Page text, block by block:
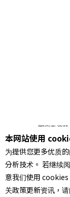
乐队来演出
在海外生活
钟，慢板的
响的开始，
第二段，不
两个中国堂
乐增添了强
非正是不同文
斥，不明确的
李宜珍的钢琴
国家表演
© 2022
本站所提供相
本网站使用
为提供您更多优质
分析技术。 若继续
意我们使用
关政策更新资讯，